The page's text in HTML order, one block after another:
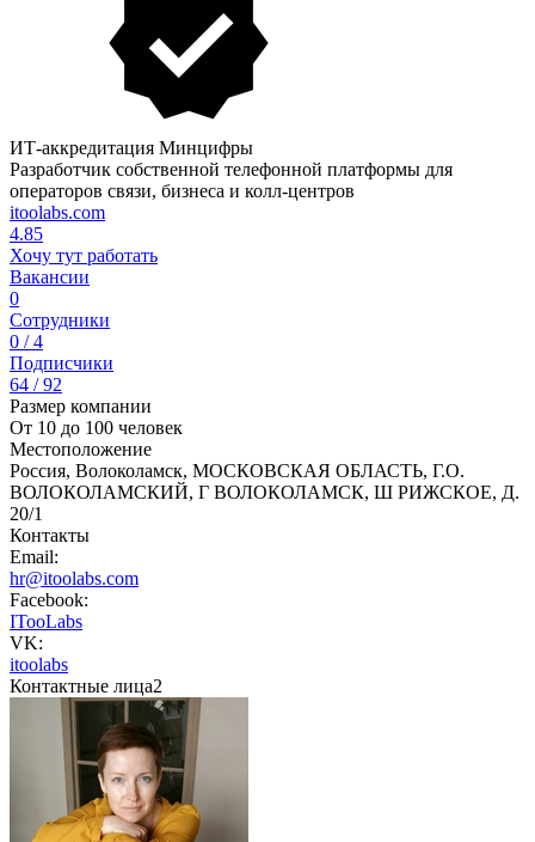
ИТ-аккредитация Минцифры
Разработчик собственной телефонной платформы для
операторов связи, бизнеса и колл-центров
itoolabs.com
4.85
Хочу тут работать
Вакансии
0
Сотрудники
0 / 4
Подписчики
64 / 92
Размер компании
От 10 до 100 человек
Местоположение
Россия, Волоколамск, МОСКОВСКАЯ ОБЛАСТЬ, Г.О.
ВОЛОКОЛАМСКИЙ, Г ВОЛОКОЛАМСК, Ш РИЖСКОЕ, Д.
20/1
Контакты
Email:
hr@itoolabs.com
Facebook:
ITooLabs
VK:
itoolabs
Контактные лица2